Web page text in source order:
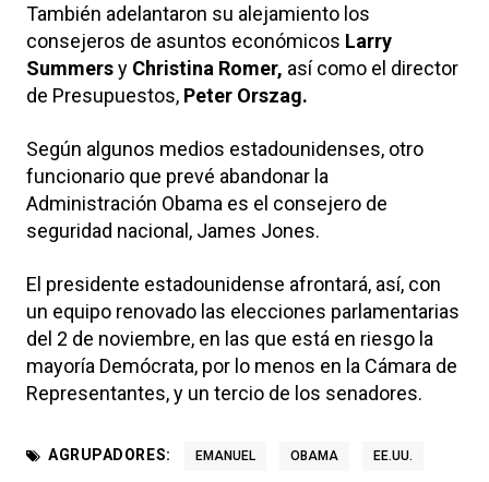
También adelantaron su alejamiento los
consejeros de asuntos económicos Larry
Summersy Christina Romer, así como el director
de Presupuestos, Peter Orszag.
Según algunos medios estadounidenses, otro
funcionario que prevé abandonar la
Administración Obama es el consejero de
seguridad nacional, James Jones.
El presidente estadounidense afrontará, así, con
un equipo renovado las elecciones parlamentarias
del 2 de noviembre, en las que está en riesgo la
mayoría Demócrata, por lo menos en la Cámara de
Representantes, y un tercio de los senadores.
AGRUPADORES: EMANUEL OBAMA EE.UU.